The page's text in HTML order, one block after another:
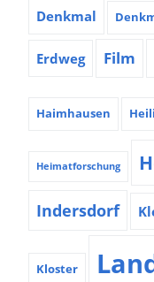
Denkmal
Erdweg Film
Haimhausen
Heimatforschung
Indersdorf
Kloster